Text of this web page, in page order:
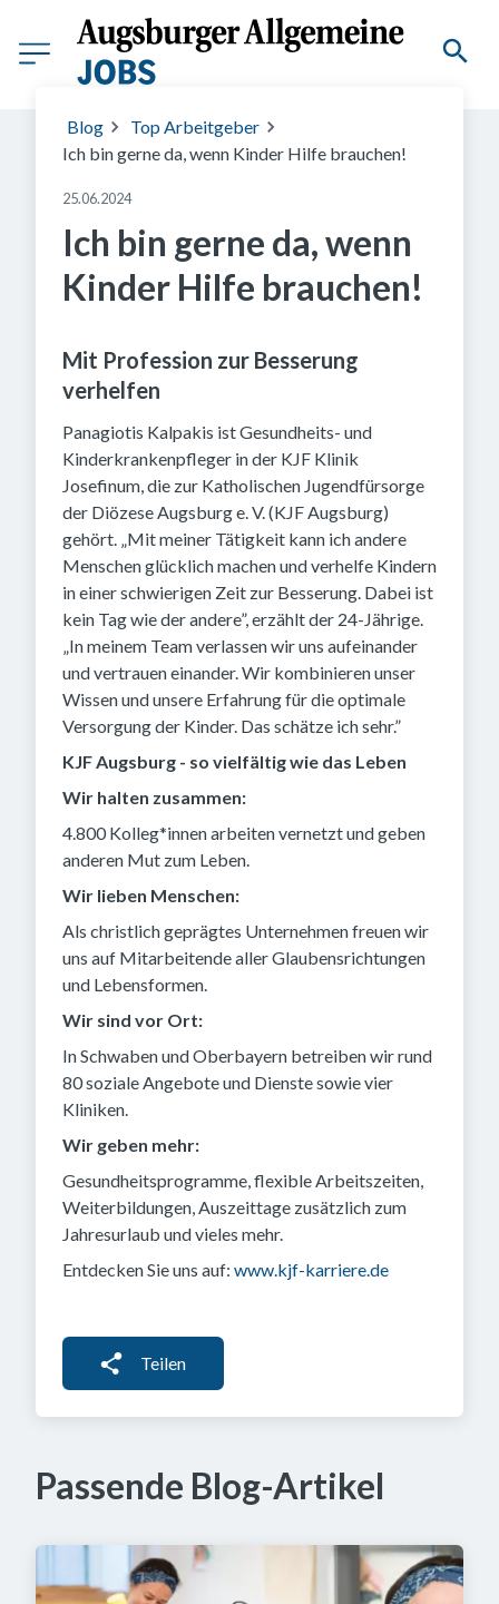
Blog
Top Arbeitgeber
Ich bin gerne da, wenn Kinder Hilfe brauchen!
25.06.2024
Ich bin gerne da, wenn
Kinder Hilfe brauchen!
Mit Profession zur Besserung
verhelfen
Panagiotis Kalpakis ist Gesundheits- und
Kinderkrankenpfleger in der KJF Klinik
Josefinum, die zur Katholischen Jugendfürsorge
der Diözese Augsburg e. V. (KJF Augsburg)
gehört. „Mit meiner Tätigkeit kann ich andere
Menschen glücklich machen und verhelfe Kindern
in einer schwierigen Zeit zur Besserung. Dabei ist
kein Tag wie der andere”, erzählt der 24-Jährige.
„In meinem Team verlassen wir uns aufeinander
und vertrauen einander. Wir kombinieren unser
Wissen und unsere Erfahrung für die optimale
Versorgung der Kinder. Das schätze ich sehr.”
KJF Augsburg - so vielfältig wie das Leben
Wir halten zusammen:
4.800 Kolleg*innen arbeiten vernetzt und geben
anderen Mut zum Leben.
Wir lieben Menschen:
Als christlich geprägtes Unternehmen freuen wir
uns auf Mitarbeitende aller Glaubensrichtungen
und Lebensformen.
Wir sind vor Ort:
In Schwaben und Oberbayern betreiben wir rund
80 soziale Angebote und Dienste sowie vier
Kliniken.
Wir geben mehr:
Gesundheitsprogramme, flexible Arbeitszeiten,
Weiterbildungen, Auszeittage zusätzlich zum
Jahresurlaub und vieles mehr.
Entdecken Sie uns auf: www.kjf-karriere.de
Teilen
Passende Blog-Artikel